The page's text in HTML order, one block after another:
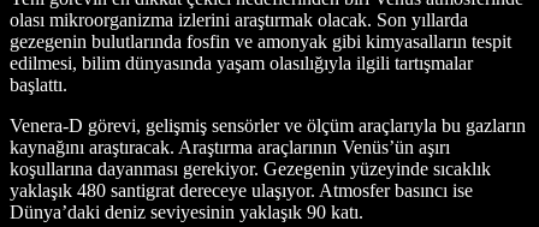
olası mikroorganizma izlerini araştırmak olacak. Son yıllarda
gezegenin bulutlarında fosfin ve amonyak gibi kimyasalların tespit
edilmesi, bilim dünyasında yaşam olasılığıyla ilgili tartışmalar
başlattı.
Venera-D görevi, gelişmiş sensörler ve ölçüm araçlarıyla bu gazların
kaynağını araştıracak. Araştırma araçlarının Venüs’ün aşırı
koşullarına dayanması gerekiyor. Gezegenin yüzeyinde sıcaklık
yaklaşık 480 santigrat dereceye ulaşıyor. Atmosfer basıncı ise
Dünya’daki deniz seviyesinin yaklaşık 90 katı.